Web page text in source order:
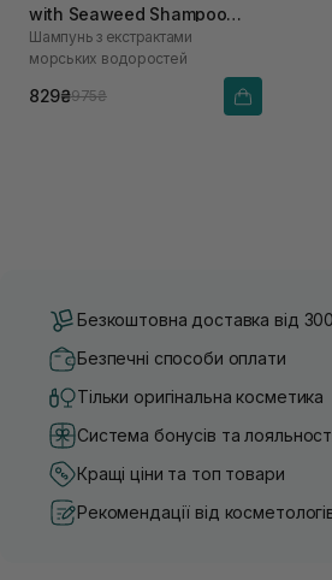
with Seaweed Shampoo
240 мл
Шампунь з екстрактами
морських водоростей
829₴975₴
Безкоштовна доставка від
Безпечні способи оплати
Тільки оригінальна косметика
Система бонусів та
Кращі ціни та топ товари
Рекомендації від